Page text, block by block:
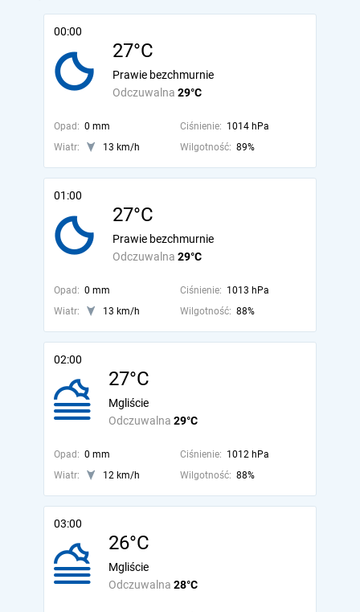
00:00
27°C
Odczuwalna 29°C
Prawie bezchmurnie
Opad: 0 mm Ciśnienie: 1014 hPa
Wiatr:
13 km/h Wilgotność: 89%
01:00
27°C
Odczuwalna 29°C
Prawie bezchmurnie
Opad: 0 mm Ciśnienie: 1013 hPa
Wiatr:
13 km/h Wilgotność: 88%
02:00
27°C
Odczuwalna 29°C
Mgliście
Opad: 0 mm Ciśnienie: 1012 hPa
Wiatr:
12 km/h Wilgotność: 88%
03:00
26°C
Odczuwalna 28°C
Mgliście